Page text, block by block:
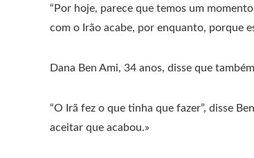
“Por hoje, parece que temos um
com o Irão acabe, por enquanto, porque
Dana Ben Ami, 34 anos, disse que
“O Irã fez o que tinha que fazer”, disse
aceitar que acabou.»